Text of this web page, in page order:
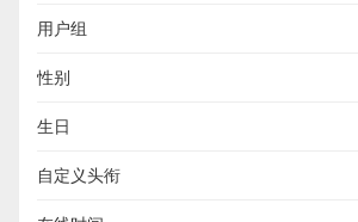
用户组
性别
生日
自定义头衔